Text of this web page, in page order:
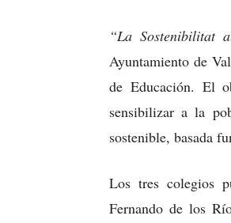
“La Sostenibilitat
Ayuntamiento de
de Educación. El
sensibilizar a la
sostenible, basada
Los tres colegios
Fernando de los